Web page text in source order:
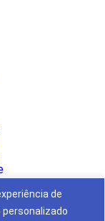
de
personalizado